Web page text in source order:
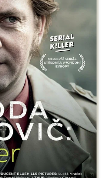
Параллельные миры
ПереводКубик в Кубе
Пеплум
Постапокалипсис
Про акул
Про богов
Про вампиров
Про викингов
Про гангстеров
Про деревню